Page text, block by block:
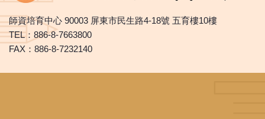
師資培育中心 90003 屏東市民生路4-18號 五育樓10樓
TEL：886-8-7663800
FAX：886-8-7232140